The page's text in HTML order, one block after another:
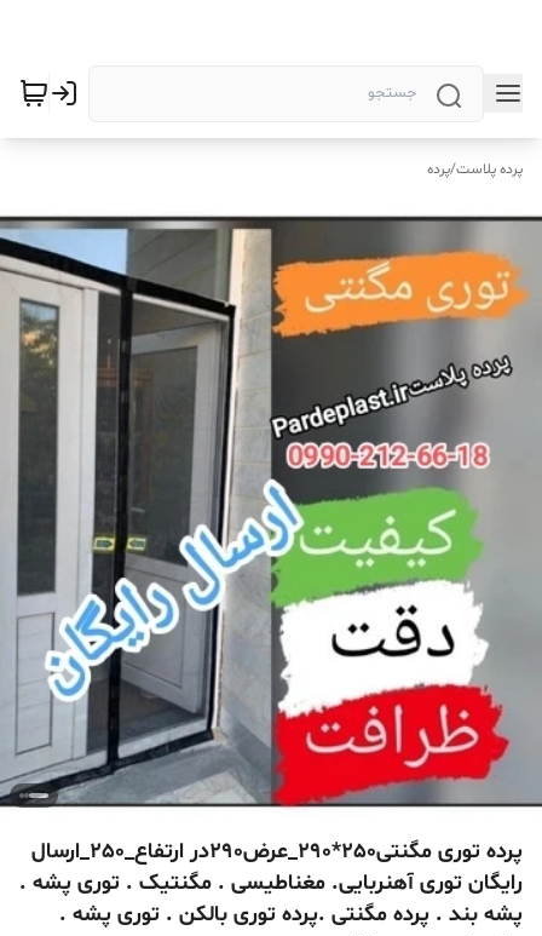
پرده پلاست/پرده
پرده توری مگنتی250*290_عرض290در ارتفاع_250_ارسال
رایگان توری آهنربایی. مغناطیسی . مگنتیک . توری پشه .
پشه بند . پرده مگنتی .پرده توری بالکن . توری پشه .